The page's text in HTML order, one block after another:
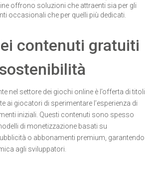
offrono soluzioni che attraenti sia per gli
occasionali che per quelli più dedicati.
contenuti gratuiti
nel settore dei giochi online è l’offerta di titoli
ai giocatori di sperimentare l’esperienza di
iniziali. Questi contenuti sono spesso
di monetizzazione basati su
o abbonamenti premium, garantendo
agli sviluppatori.